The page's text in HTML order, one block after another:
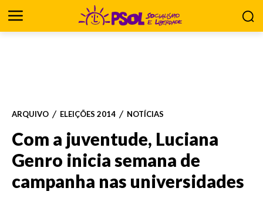
ARQUIVO ELEIÇÕES 2014 NOTÍCIAS
Com a juventude, Luciana
Genro inicia semana de
campanha nas universidades